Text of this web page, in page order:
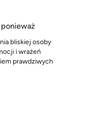
bliskiej osoby
i wrażeń
prawdziwych